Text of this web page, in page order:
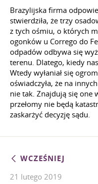
Brazylijska firma
stwierdziła, że trzy
z tych ośmiu, o których
ogonków u Corrego do
odpadów odbywa się
terenu. Dlatego, kiedy
Wtedy wyłaniał się
oświadczyła, że na
nie tak. Znajdują się one
przełomy nie będą
zaskarżyć decyzję sądu.
WCZEŚNIEJ
21 lutego 2019